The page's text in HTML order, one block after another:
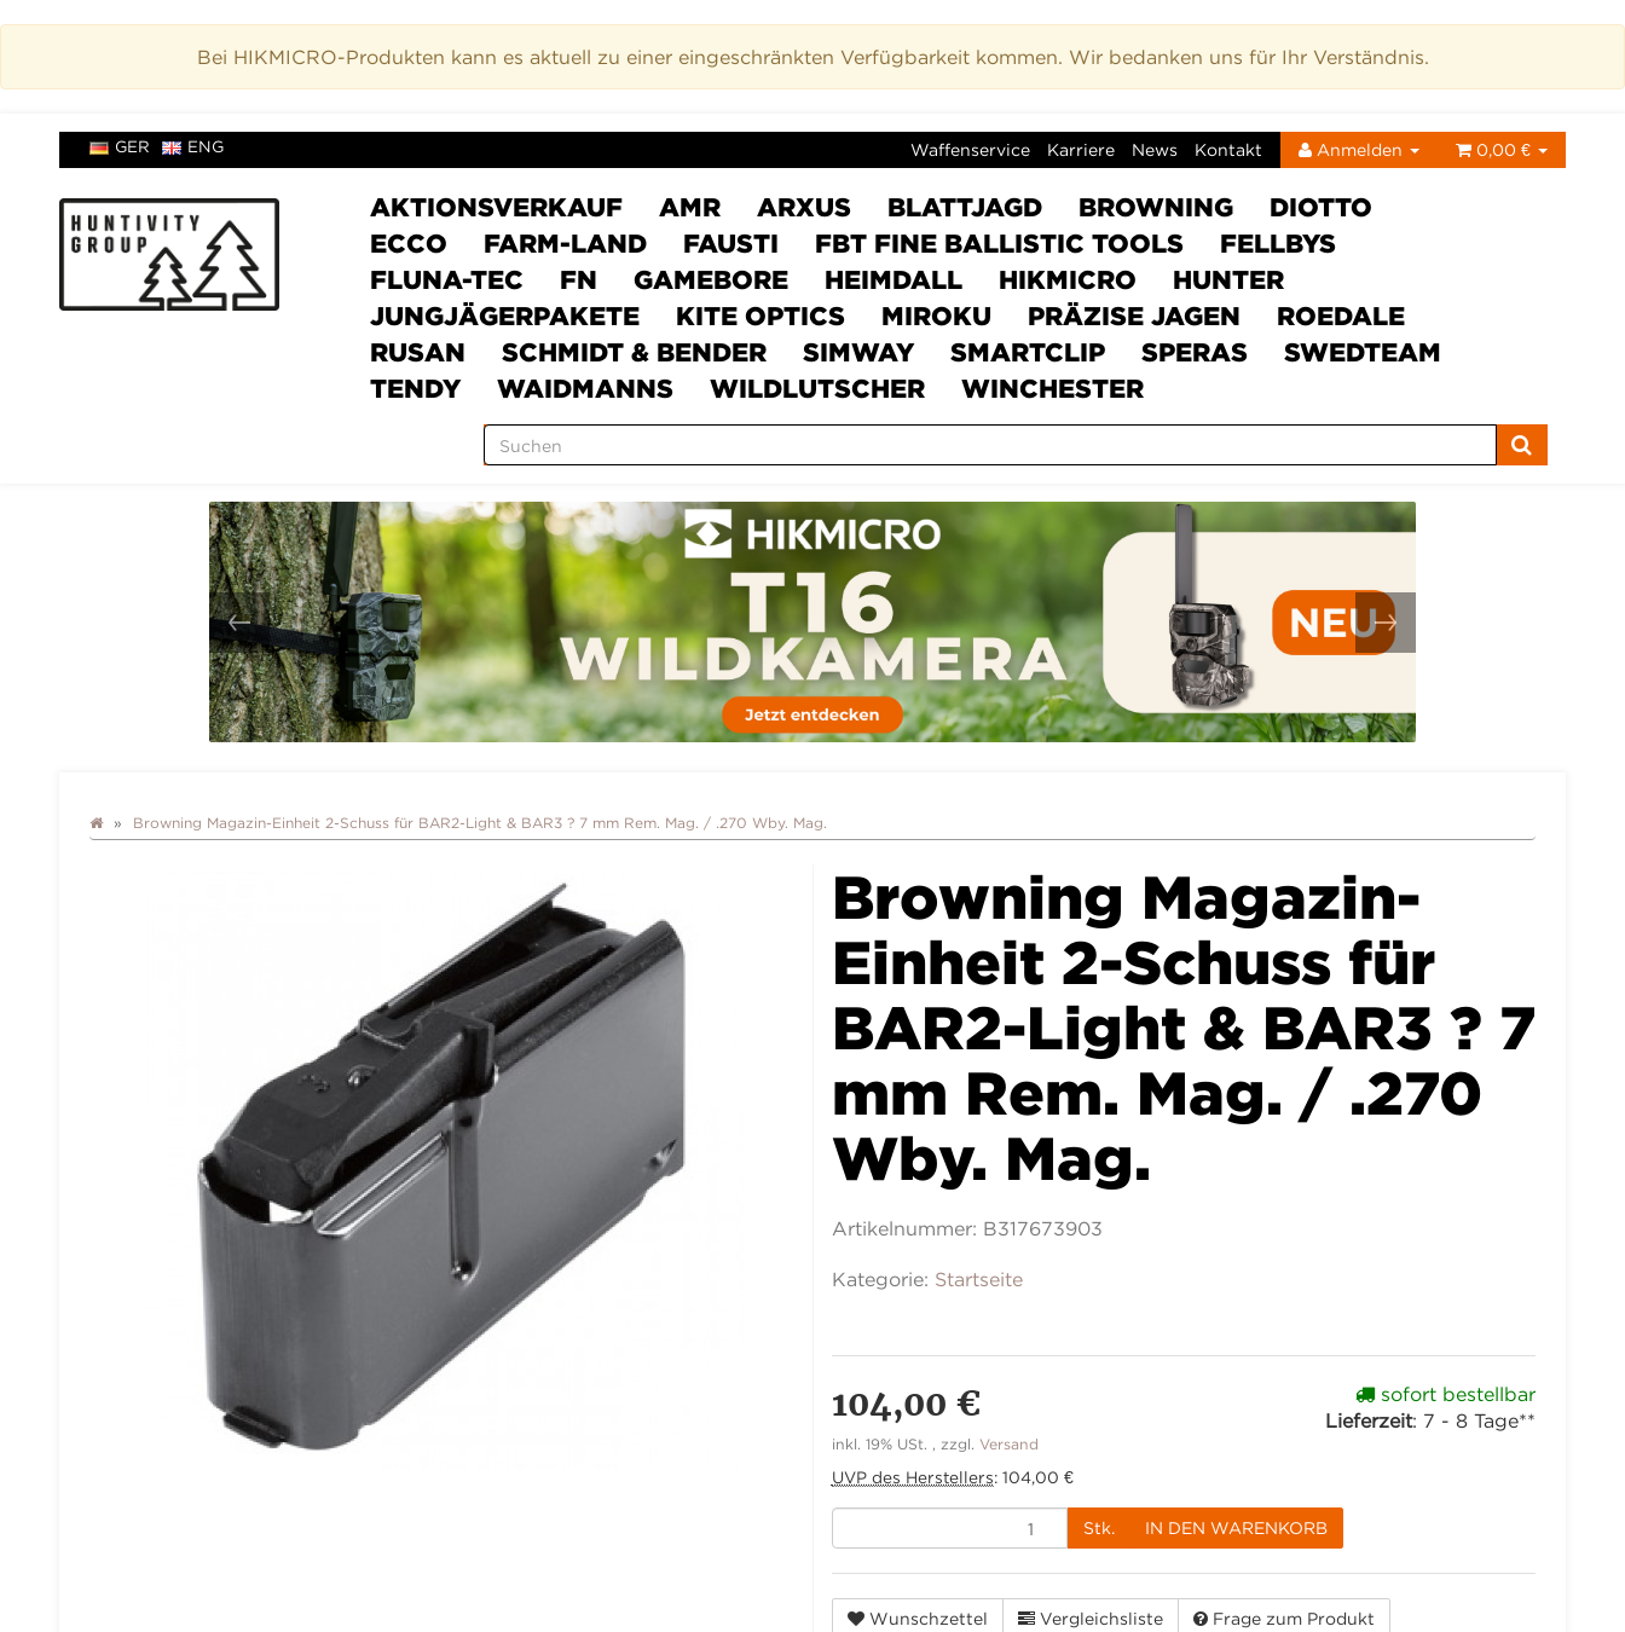
Bei HIKMICRO-Produkten kann es aktuell zu einer eingeschränkten Verfügbarkeit kommen. Wir bedanken uns für Ihr Verständnis.
GER ENG Waffenservice Karriere News Kontakt Anmelden 0,00 €
AKTIONSVERKAUF AMR ARXUS BLATTJAGD BROWNING
DIOTTO
ECCO
FARM-LAND FAUSTI FBT FINE BALLISTIC TOOLS
FELLBYS
FLUNA-TEC
FN GAMEBORE HEIMDALL HIKMICRO
HUNTER
JUNGJÄGERPAKETE
KITE OPTICS MIROKU PRÄZISE JAGEN
ROEDALE
RUSAN
SCHMIDT & BENDER SIMWAY SMARTCLIP SPERAS
SWEDTEAM
TENDY
WAIDMANNS WILDLUTSCHER WINCHESTER
Browning Magazin-Einheit 2-Schuss für BAR2-Light & BAR3 ? 7 mm Rem. Mag. / .270 Wby. Mag.
Browning Magazin-
Einheit 2-Schuss für
BAR2-Light & BAR3 ? 7
mm Rem. Mag. / .270
Wby. Mag.
Artikelnummer: B317673903
Kategorie: Startseite
104,00 €
inkl. 19% USt. , zzgl. Versand
UVP des Herstellers: 104,00 €
sofort bestellbar
Lieferzeit: 7 - 8 Tage**
Stk. IN DEN WARENKORB
Wunschzettel Vergleichsliste Frage zum Produkt